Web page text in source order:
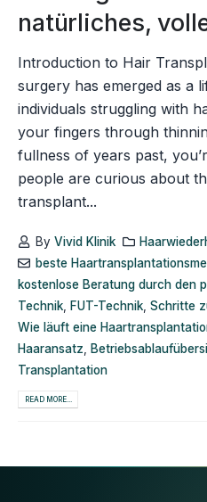
natürliches,
Introduction to Hair
surgery has emerged as a
individuals struggling with
your fingers through
fullness of years past,
people are curious about
transplant...
By Vivid Klinik
beste
kostenlose Beratung durch den
Technik
FUT-Technik Schritte
Wie läuft eine
Haaransatz
Transplantation
READ MORE...